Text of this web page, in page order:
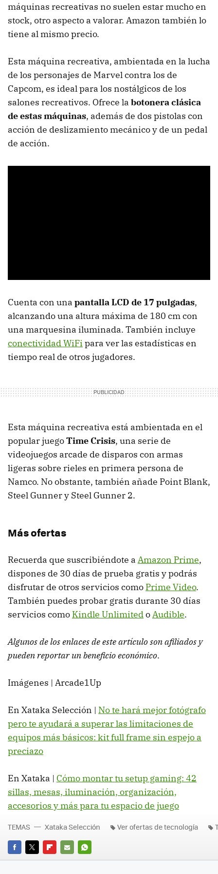
máquinas recreativas no suelen estar mucho en
stock, otro aspecto a valorar. Amazon también lo
tiene al mismo precio.
Esta máquina recreativa, ambientada en la lucha
de los personajes de Marvel contra los de
Capcom, es ideal para los nostálgicos de los
salones recreativos. Ofrece la botonera clásica
de estas máquinas, además de dos pistolas con
acción de deslizamiento mecánico y de un pedal
de acción.
Cuenta con una pantalla LCD de 17 pulgadas,
alcanzando una altura máxima de 180 cm con
una marquesina iluminada. También incluye
conectividad WiFi para ver las estadísticas en
tiempo real de otros jugadores.
Esta máquina recreativa está ambientada en el
popular juegoTime Crisis, una serie de
videojuegos arcade de disparos con armas
ligeras sobre rieles en primera persona de
Namco. No obstante, también añade Point Blank,
Steel Gunner y Steel Gunner 2.
Más ofertas
Recuerda que suscribiéndote a Amazon Prime,
dispones de 30 días de prueba gratis y podrás
disfrutar de otros servicios como Prime Video.
También puedes probar gratis durante 30 días
servicios como Kindle UnlimitedoAudible.
Algunos de los enlaces de este artículo son afiliados y
pueden reportar un beneficio económico.
Imágenes | Arcade1Up
En Xataka Selección | No te hará mejor fotógrafo
pero te ayudará a superar las limitaciones de
equipos más básicos: kit full frame sin espejo a
preciazo
En Xataka | Cómo montar tu setup gaming: 42
sillas, mesas, iluminación, organización,
accesorios y más para tu espacio de juego
FACEBOOK
TWITTERFLIPBOARD
E-
WHATSAPP
TEMAS Xataka Selección Ver ofertas de tecnología